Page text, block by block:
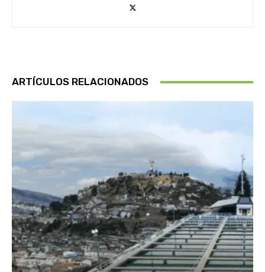
ARTÍCULOS RELACIONADOS